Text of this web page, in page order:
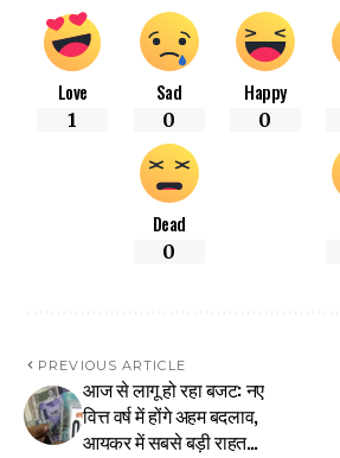
Love
1
Sad
0
Happy
0
Dead
0
PREVIOUS ARTICLE
आज से लागू हो रहा बजट: नए
वित्त वर्ष में होंगे अहम बदलाव,
आयकर में सबसे बड़ी राहत…